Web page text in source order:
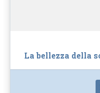
La bellezza della